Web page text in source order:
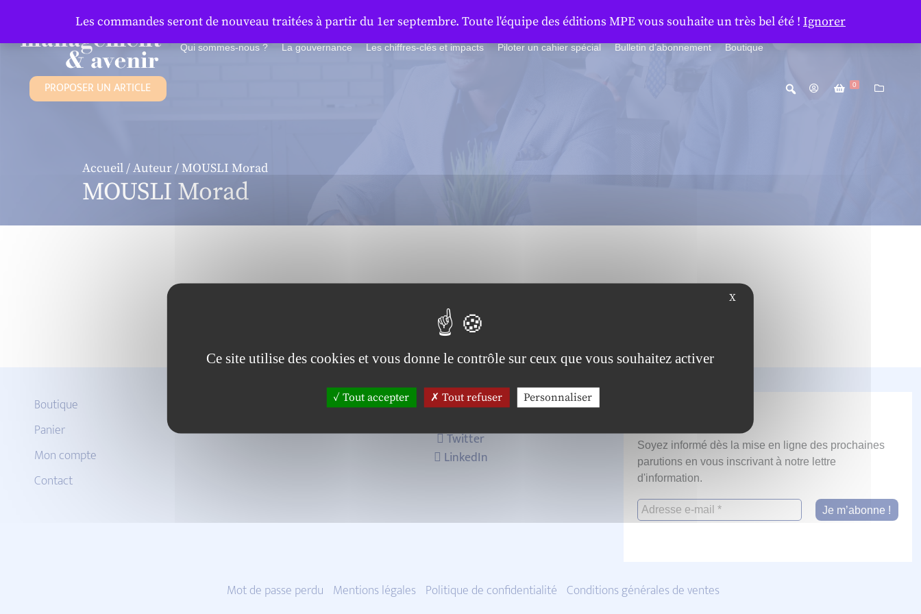
Qui sommes-nous ? La gouvernance Les chiffres-clés et impacts Piloter un cahier spécial Bulletin d’abonnement Boutique
PROPOSER UN ARTICLE 0
Accueil/Auteur/ MOUSLI Morad
MOUSLI Morad
Boutique
Panier
Mon compte
Contact
Twitter
LinkedIn
Soyez informé dès la mise en ligne des prochaines
parutions en vous inscrivant à notre lettre
d'information.
Mot de passe perdu Mentions légales Politique de confidentialité Conditions générales de ventes
Les commandes seront de nouveau traitées à partir du 1er septembre. Toute l'équipe des éditions MPE vous souhaite un très bel été ! Ignorer
X
Ce site utilise des cookies et vous donne le contrôle sur ceux que vous souhaitez activer
Tout accepter Tout refuser Personnaliser